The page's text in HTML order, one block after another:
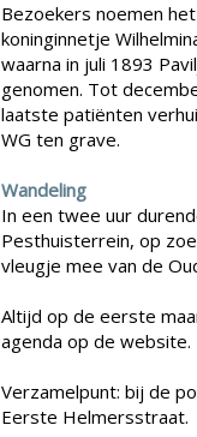
Bezoekers noemen het
koninginnetje
waarna in juli 1893
genomen. Tot
laatste patiënten
WG ten grave.
Wandeling
In een twee uur
Pesthuisterrein, op
vleugje mee van de
Altijd op de eerste
agenda op de website.
Verzamelpunt: bij de
Eerste Helmersstraat.